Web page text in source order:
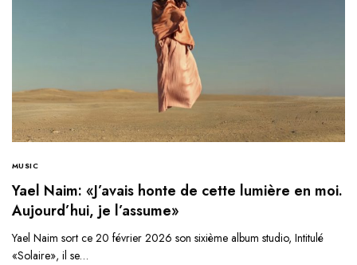
MUSIC
Yael Naim: «J’avais honte de cette lumière en moi.
Aujourd’hui, je l’assume»
Yael Naim sort ce 20 février 2026 son sixième album studio, Intitulé
«Solaire», il se…